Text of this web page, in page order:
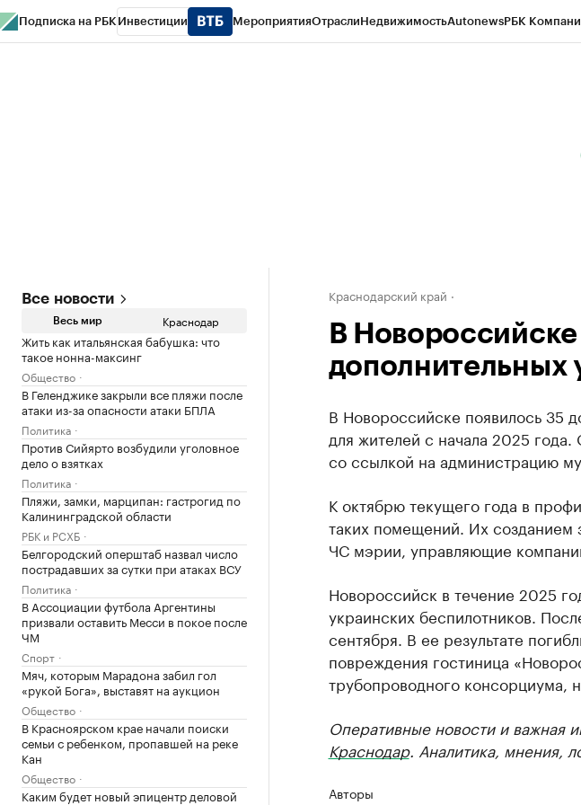
Подписка на РБК Инвестиции МероприятияОтраслиНедвижимостьAutonewsРБК
Все новости
Весь мир Краснодар
Жить как итальянская бабушка: что
такое нонна-максинг
Общество
В Геленджике закрыли все пляжи после
атаки из-за опасности атаки БПЛА
Политика
Против Сийярто возбудили уголовное
дело о взятках
Политика
Пляжи, замки, марципан: гастрогид по
Калининградской области
РБК и РСХБ
Белгородский оперштаб назвал число
пострадавших за сутки при атаках ВСУ
Политика
В Ассоциации футбола Аргентины
призвали оставить Месси в покое после
ЧМ
Спорт
Мяч, которым Марадона забил гол
«рукой Бога», выставят на аукцион
Общество
В Красноярском крае начали поиски
семьи с ребенком, пропавшей на реке
Кан
Общество
Каким будет новый эпицентр деловой
Краснодарский край
В
дополнительных
В Новороссийске появилось 35
для жителей с начала 2025
со ссылкой на администрацию
К октябрю текущего года в
таких помещений. Их созданием
ЧС мэрии, управляющие
Новороссийск в течение 2025
украинских беспилотников.
сентября. В ее результате
повреждения гостиница
трубопроводного консорциума,
Оперативные новости и важная
Краснодар. Аналитика, мнения,
Авторы